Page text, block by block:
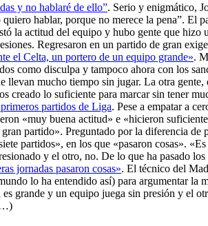
y no hablaré de ello”. Serio y enigmático,
quiero hablar, porque no merece la pena”.
la actitud del equipo y hubo gente que
Regresaron en un partido de gran
el Celta, un portero de un equipo grande».
como disculpa y tampoco ahora con los
llevan mucho tiempo sin jugar. La otra
creado lo suficiente para marcar sin tener
partidos de Liga. Pese a empatar a
«muy buena actitud» e «hicieron
partido». Preguntado por la diferencia
partidos», en los que «pasaron cosas».
y el otro, no. De lo que ha pasado
jornadas pasaron cosas». El técnico del
lo ha entendido así) para argumentar la
grande y un equipo juega sin presión y el